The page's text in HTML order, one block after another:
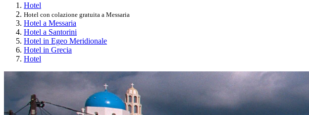
Hotel
Hotel con colazione gratuita a Messaria
Hotel a Messaria
Hotel a Santorini
Hotel in Egeo Meridionale
Hotel in Grecia
Hotel